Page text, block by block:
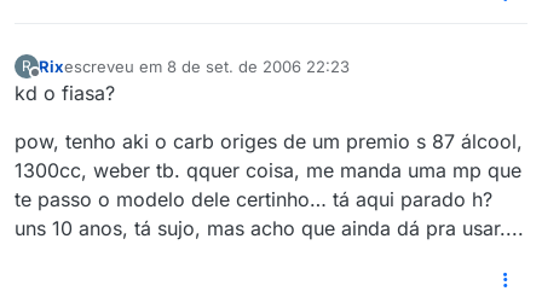
R
Offline
Rixescreveu em 8 de set. de 2006 22:23
última edição por
kd o fiasa?
pow, tenho aki o carb origes de um premio s 87 álcool,
1300cc, weber tb. qquer coisa, me manda uma mp que
te passo o modelo dele certinho… tá aqui parado h?
uns 10 anos, tá sujo, mas acho que ainda dá pra usar....